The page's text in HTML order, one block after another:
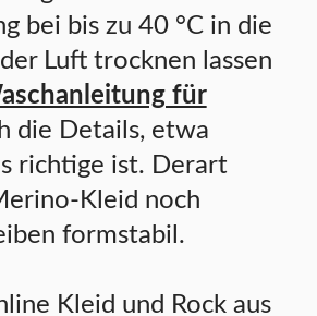
bei bis zu 40 °C in die
Luft trocknen lassen
für
die Details, etwa
richtige ist. Derart
Kleid noch
formstabil.
Kleid und Rock aus